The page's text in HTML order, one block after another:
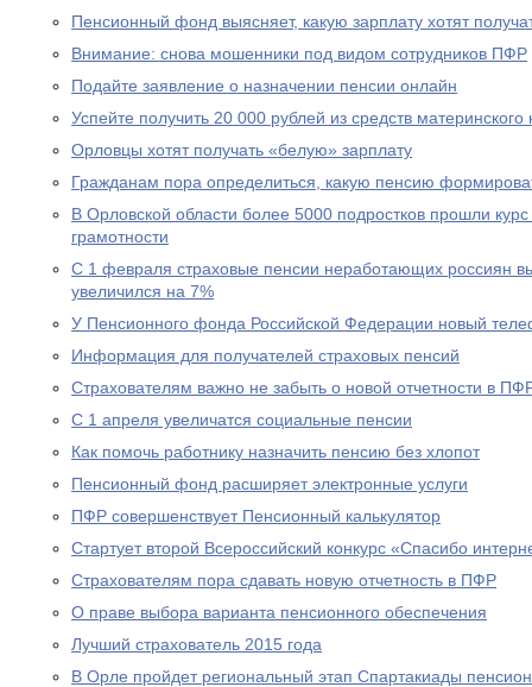
Пенсионный фонд выясняет, какую зарплату хотят
Внимание: снова мошенники под видом сотрудников ПФР
Подайте заявление о назначении пенсии онлайн
Успейте получить 20 000 рублей из средств материнского
Орловцы хотят получать «белую» зарплату
Гражданам пора определиться, какую пенсию
В Орловской области более 5000 подростков прошли
грамотности
С 1 февраля страховые пенсии неработающих россиян
увеличился на 7%
У Пенсионного фонда Российской Федерации новый
Информация для получателей страховых пенсий
Страхователям важно не забыть о новой отчетности в
С 1 апреля увеличатся социальные пенсии
Как помочь работнику назначить пенсию без хлопот
Пенсионный фонд расширяет электронные услуги
ПФР совершенствует Пенсионный калькулятор
Стартует второй Всероссийский конкурс «Спасибо
Страхователям пора сдавать новую отчетность в ПФР
О праве выбора варианта пенсионного обеспечения
Лучший страхователь 2015 года
В Орле пройдет региональный этап Спартакиады